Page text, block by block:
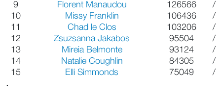
9
Florent Manaudou 126566
/
10
Missy Franklin 106436
/
11
Chad le Clos 103206
/
12
Zsuzsanna Jakabos 95504
/
13
Mireia Belmonte 93124
/
14
Natalie Coughlin 84305
/
15
Elli Simmonds 75049
/
.